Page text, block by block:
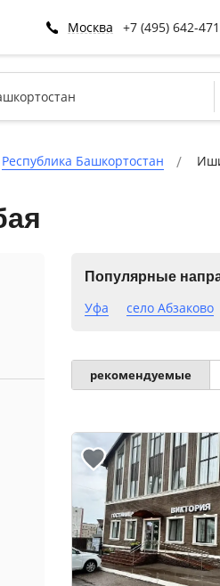
Москва +7 (495) 642-
Республика Башкортостан
Популярные
Уфа село Абзаково
рекомендуемые